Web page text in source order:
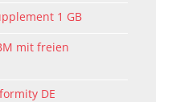
1 GB
mit freien
DE